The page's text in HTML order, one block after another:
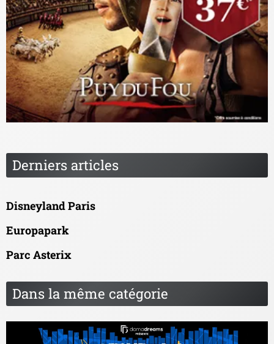
Derniers articles
Disneyland Paris
Europapark
Parc Asterix
Dans la même catégorie